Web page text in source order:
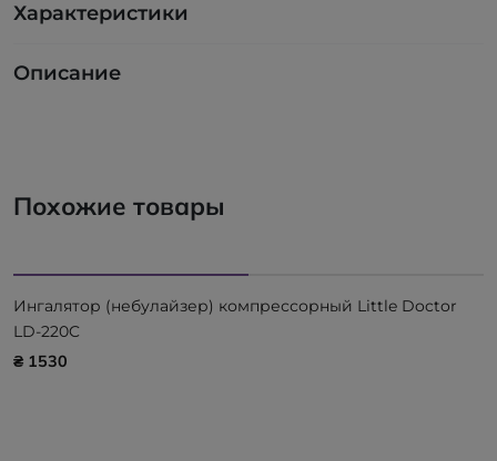
Характеристики
Описание
Похожие товары
Ингалятор (небулайзер) компрессорный Little Doctor
LD-220C
₴ 1530